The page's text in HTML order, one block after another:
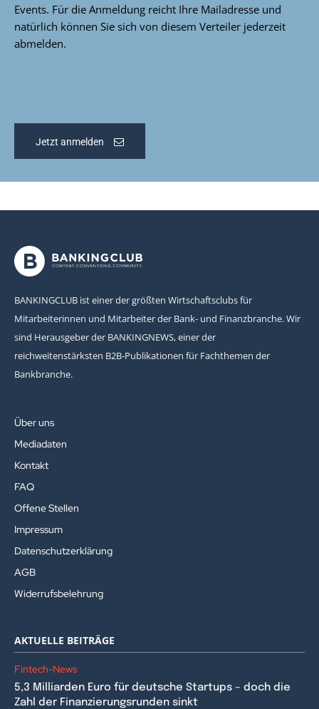
Events. Für die Anmeldung reicht Ihre Mailadresse und
natürlich können Sie sich von diesem Verteiler jederzeit
abmelden.
Jetzt anmelden
BANKINGCLUB ist einer der größten Wirtschaftsclubs für
Mitarbeiterinnen und Mitarbeiter der Bank- und Finanzbranche. Wir
sind Herausgeber der BANKINGNEWS, einer der
reichweitenstärksten B2B-Publikationen für Fachthemen der
Bankbranche.
Über uns
Mediadaten
Kontakt
FAQ
Offene Stellen
Impressum
Datenschutzerklärung
AGB
Widerrufsbelehrung
AKTUELLE BEITRÄGE
Fintech-News
5,3 Milliarden Euro für deutsche Startups – doch die
Zahl der Finanzierungsrunden sinkt